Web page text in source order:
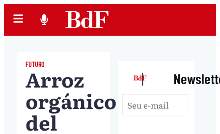
FUTURO
Arroz
orgánico
del
|